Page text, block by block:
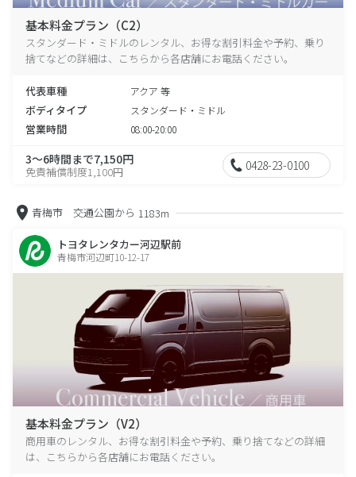
基本料金プラン（C2）
スタンダード・ミドルのレンタル、お得な割引料金や予約、乗り
捨てなどの詳細は、こちらから各店舗にお電話ください。
代表車種 アクア 等
ボディタイプ スタンダード・ミドル
営業時間 08:00-20:00
3～6時間まで7,150円
免責補償制度1,100円 0428-23-0100
青梅市 交通公園から 1183m
トヨタレンタカー河辺駅前
青梅市河辺町10-12-17
基本料金プラン（V2）
商用車のレンタル、お得な割引料金や予約、乗り捨てなどの詳細
は、こちらから各店舗にお電話ください。